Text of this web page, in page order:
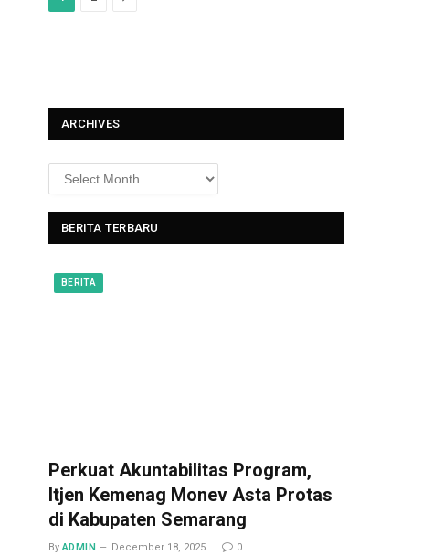
ARCHIVES
BERITA TERBARU
BERITA
Perkuat Akuntabilitas Program,
Itjen Kemenag Monev Asta Protas
di Kabupaten Semarang
By ADMIN December 18, 2025 0